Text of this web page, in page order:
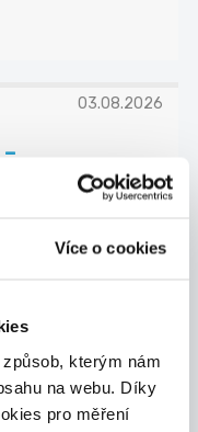
Více o cookies
kterým nám
na webu. Díky
pro měření
03.08.2026